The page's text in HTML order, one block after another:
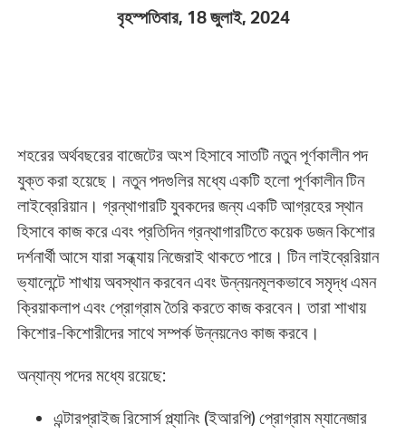
বৃহস্পতিবার, 18 জুলাই, 2024
শহরের অর্থবছরের বাজেটের অংশ হিসাবে সাতটি নতুন পূর্ণকালীন পদ
যুক্ত করা হয়েছে। নতুন পদগুলির মধ্যে একটি হলো পূর্ণকালীন টিন
লাইব্রেরিয়ান। গ্রন্থাগারটি যুবকদের জন্য একটি আগ্রহের স্থান
হিসাবে কাজ করে এবং প্রতিদিন গ্রন্থাগারটিতে কয়েক ডজন কিশোর
দর্শনার্থী আসে যারা সন্ধ্যায় নিজেরাই থাকতে পারে। টিন লাইব্রেরিয়ান
ভ্যালেন্টে শাখায় অবস্থান করবেন এবং উন্নয়নমূলকভাবে সমৃদ্ধ এমন
ক্রিয়াকলাপ এবং প্রোগ্রাম তৈরি করতে কাজ করবেন। তারা শাখায়
কিশোর-কিশোরীদের সাথে সম্পর্ক উন্নয়নেও কাজ করবে।
অন্যান্য পদের মধ্যে রয়েছে:
এন্টারপ্রাইজ রিসোর্স প্ল্যানিং (ইআরপি) প্রোগ্রাম ম্যানেজার